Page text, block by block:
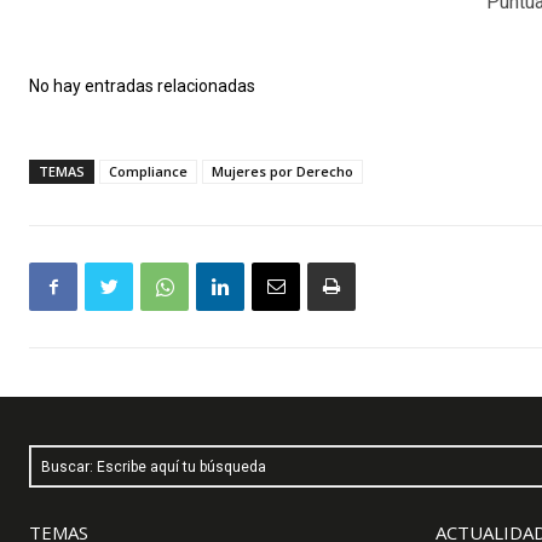
No hay entradas relacionadas
TEMAS Compliance Mujeres por Derecho
Buscar: Escribe aquí tu búsqueda
TEMAS